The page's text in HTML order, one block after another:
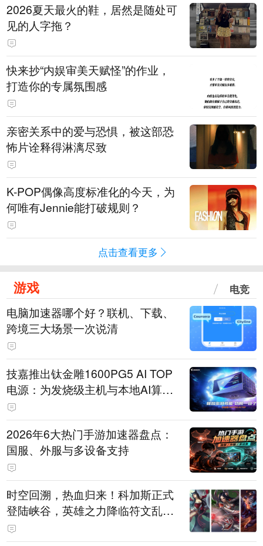
2026夏天最火的鞋，居然是随处可
见的人字拖？
快来抄“内娱审美天赋怪”的作业，
打造你的专属氛围感
亲密关系中的爱与恐惧，被这部恐
怖片诠释得淋漓尽致
K-POP偶像高度标准化的今天，为
何唯有Jennie能打破规则？
点击查看更多
游戏 电竞
电脑加速器哪个好？联机、下载、
跨境三大场景一次说清
技嘉推出钛金雕1600PG5 AI TOP
电源：为发烧级主机与本地AI算力
打造旗舰供电方案
2026年6大热门手游加速器盘点：
国服、外服与多设备支持
时空回溯，热血归来！科加斯正式
登陆峡谷，英雄之力降临符文乱
斗！